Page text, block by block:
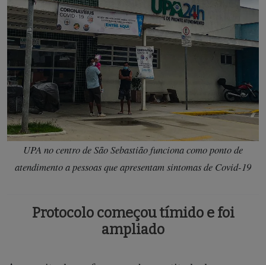
UPA no centro de São Sebastião funciona como ponto de
atendimento a pessoas que apresentam sintomas de Covid-19
Protocolo começou tímido e foi
ampliado